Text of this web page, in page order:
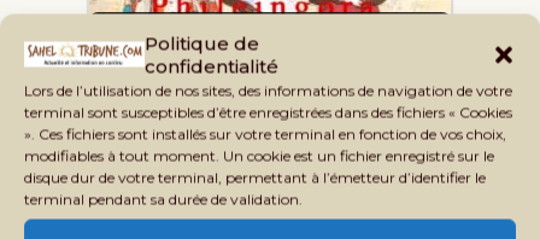
Politique de
confidentialité
Lors de l’utilisation de nos sites, des informations de navigation de votre
terminal sont susceptibles d’être enregistrées dans des fichiers « Cookies
». Ces fichiers sont installés sur votre terminal en fonction de vos choix,
modifiables à tout moment. Un cookie est un fichier enregistré sur le
disque dur de votre terminal, permettant à l’émetteur d’identifier le
terminal pendant sa durée de validation.
sur 18…